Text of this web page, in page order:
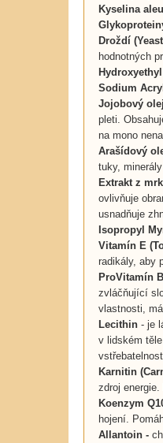
Kyselina
Droždí
hodnotných
Sodium
Jojobový
pleti.
na mono
Arašídový
tuky,
Extrakt z
ovlivňuje
usnadňuje
Isopropyl
Vitamín E
radikály, aby
ProVitamín
zvláčňující
vlastnosti,
Lecithin- je
v lidském
Karnitin
zdroj
Koenzym
hojení.
Allantoin-